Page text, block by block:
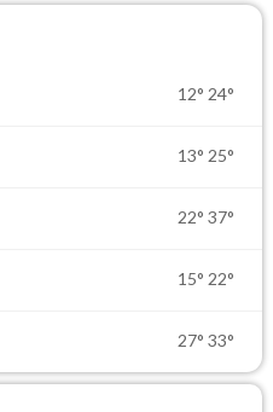
12° 24°
13° 25°
22° 37°
15° 22°
27° 33°